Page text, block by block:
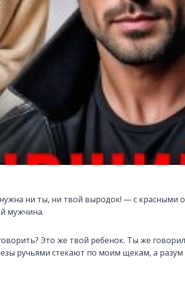
ни ты, ни твой выродок! — с красными
мужчина.
Это же твой ребенок. Ты же
ручьями стекают по моим щекам, а разум